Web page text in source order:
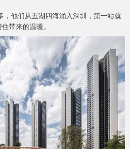
，他们从五湖四海涌入深圳，第一站就
带来的温暖。